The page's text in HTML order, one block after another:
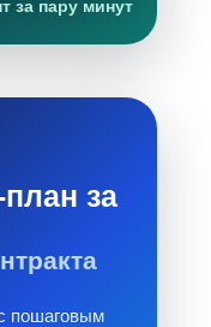
за пару минут
за
пошаговым